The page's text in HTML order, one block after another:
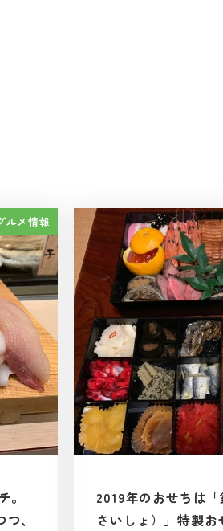
ルメ情報
。
、
2019年のおせちは
さいしょ）」特製